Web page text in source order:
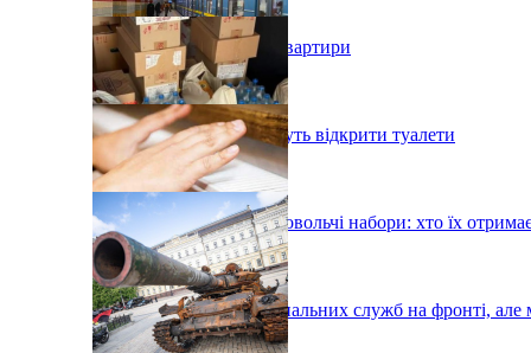
У Києві подорожчали квартири
У київському метро хочуть відкрити туалети
У Києві роздадуть продовольчі набори: хто їх
Тисячі робітників комунальних служб на фронті, але